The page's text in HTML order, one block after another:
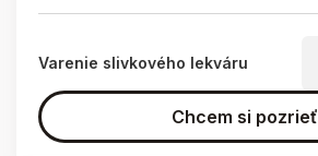
Varenie slivkového lekváru
Chcem si pozrieť